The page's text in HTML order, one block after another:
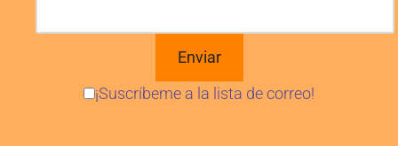
¡Suscríbeme a la lista de correo!